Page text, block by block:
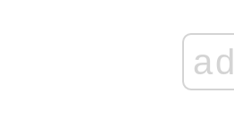
ad